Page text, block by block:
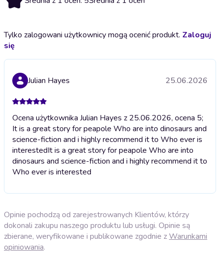
Tylko zalogowani użytkownicy mogą ocenić produkt. Zaloguj
się
Julian Hayes 25.06.2026
Ocena użytkownika Julian Hayes z 25.06.2026, ocena 5;
It is a great story for peapole Who are into dinosaurs and
science-fiction and i highly recommend it to Who ever is
interestedIt is a great story for peapole Who are into
dinosaurs and science-fiction and i highly recommend it to
Who ever is interested
Opinie pochodzą od zarejestrowanych Klientów, którzy
dokonali zakupu naszego produktu lub usługi. Opinie są
zbierane, weryfikowane i publikowane zgodnie zWarunkami
opiniowania.